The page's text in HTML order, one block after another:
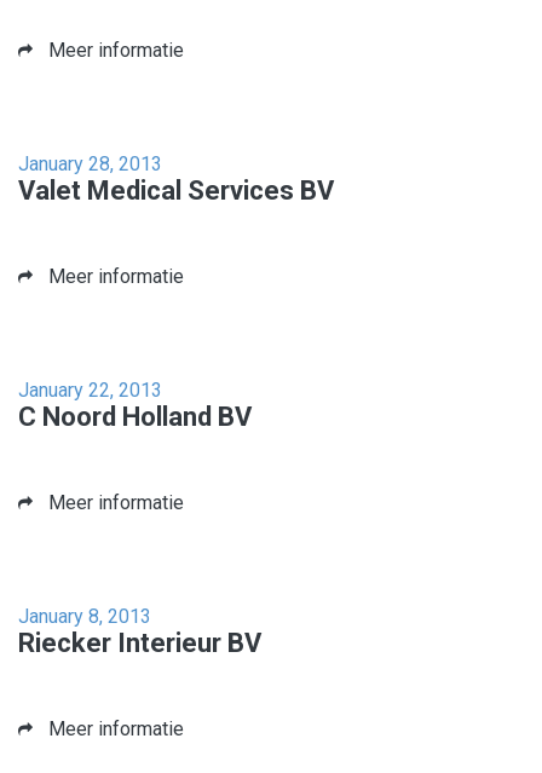
Meer informatie
January 28, 2013
Valet Medical Services BV
Meer informatie
January 22, 2013
C Noord Holland BV
Meer informatie
January 8, 2013
Riecker Interieur BV
Meer informatie